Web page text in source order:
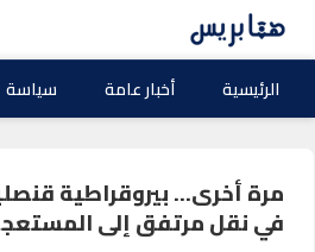
الرئيسية أخبار عامة سياسة
مرة أخرى… بيروقراطية
في نقل مرتفق إلى